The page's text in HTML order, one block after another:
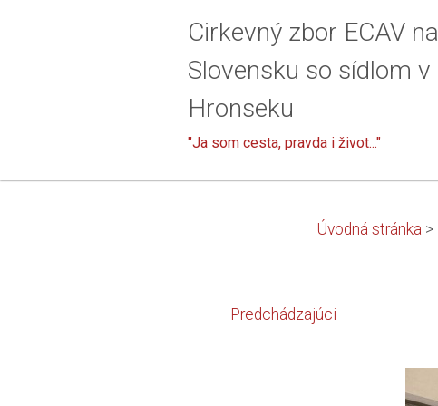
Cirkevný zbor ECAV na
Slovensku so sídlom v
Hronseku
"Ja som cesta, pravda i život..."
Úvodná stránka >
Predchádzajúci